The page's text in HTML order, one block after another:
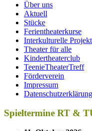
Über uns
Aktuell
Stücke
Ferientheaterkurse
Interkulturelle
Theater für alle
Kindertheaterclub
TeenieTheaterTreff
Förderverein
Impressum
Datenschutzerklärung
Spieltermine RT &